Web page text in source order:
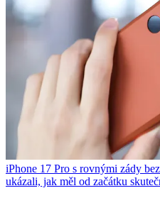
iPhone 17 Pro s rovnými zády
ukázali, jak měl od začátku